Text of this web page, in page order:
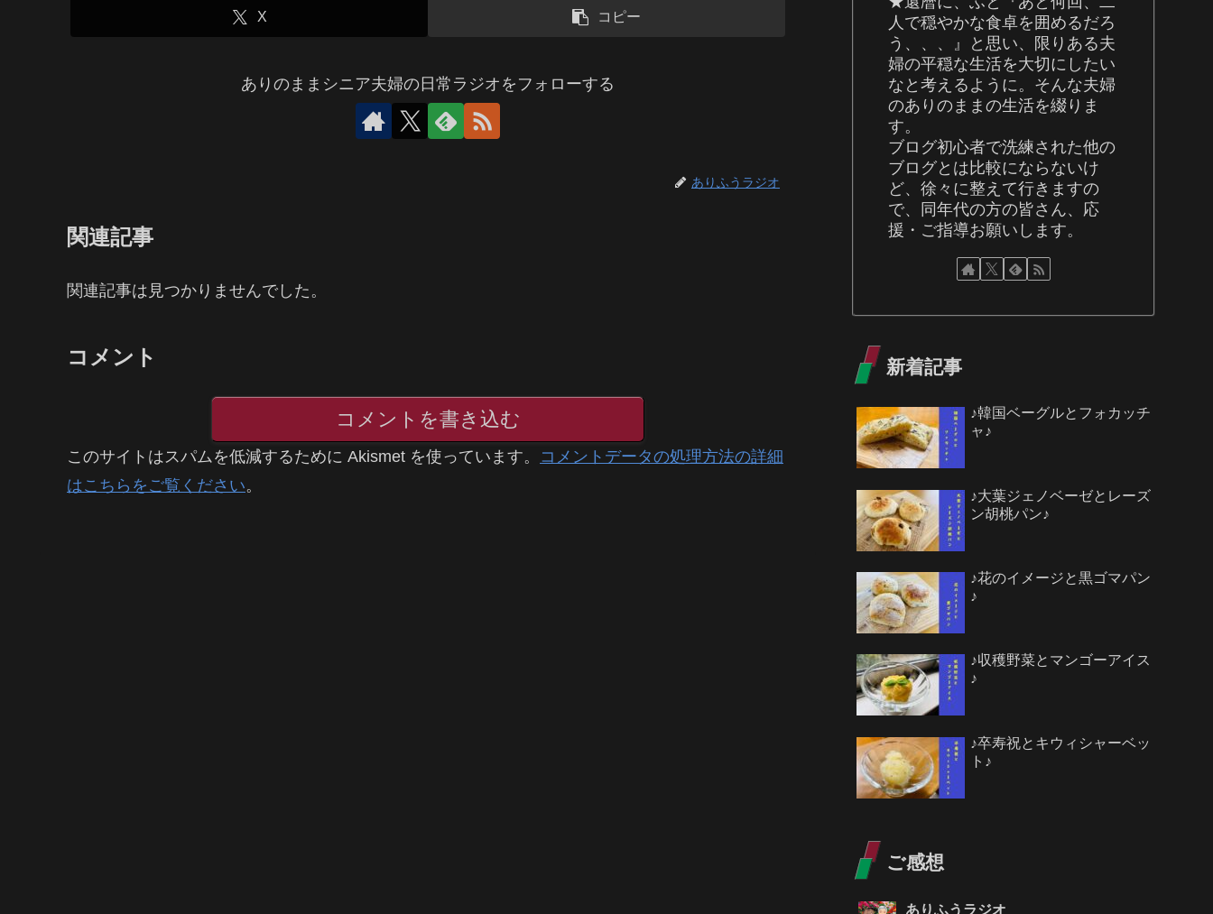
X コピー
ありのままシニア夫婦の日常ラジオをフォローする
ありふうラジオ
関連記事
関連記事は見つかりませんでした。
コメント
コメントを書き込む
このサイトはスパムを低減するために Akismet を使っています。 コメントデータの処理方法の詳細
はこちらをご覧ください。
人で穏やかな食卓を囲めるだろ
う、、、』と思い、限りある夫
婦の平穏な生活を大切にしたい
なと考えるように。そんな夫婦
のありのままの生活を綴りま
す。
ブログ初心者で洗練された他の
ブログとは比較にならないけ
ど、徐々に整えて行きますの
で、同年代の方の皆さん、応
援・ご指導お願いします。
新着記事
♪韓国ベーグルとフォカッチ
ャ♪
♪大葉ジェノベーゼとレーズ
ン胡桃パン♪
♪花のイメージと黒ゴマパン
♪
♪収穫野菜とマンゴーアイス
♪
♪卒寿祝とキウィシャーベッ
ト♪
ご感想
ありふうラジオ